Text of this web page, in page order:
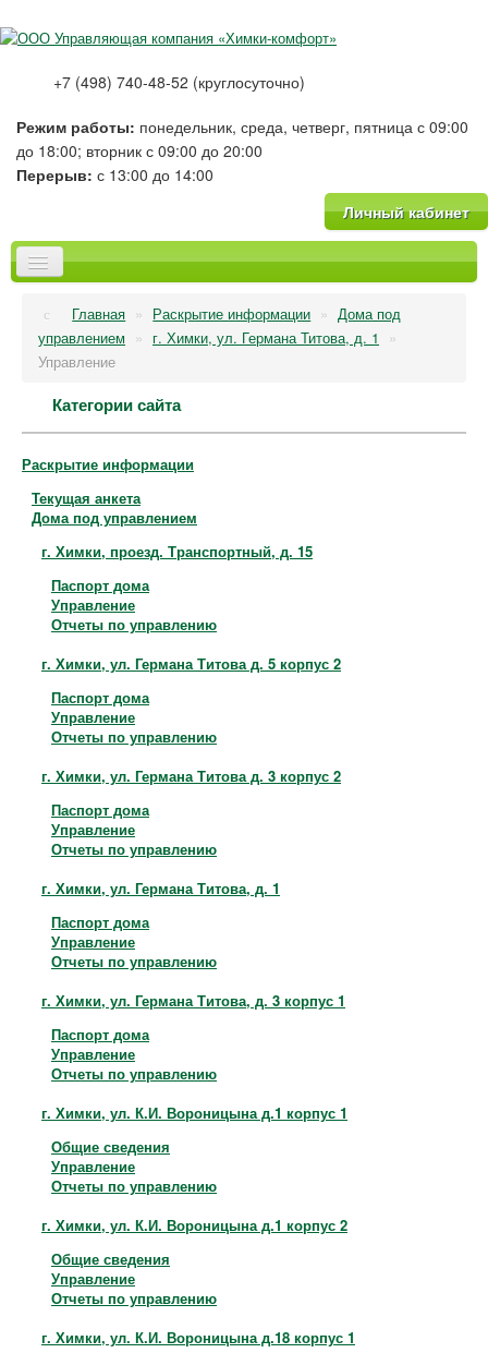
+7 (498) 740-48-52 (круглосуточно)
Режим работы: понедельник, среда, четверг, пятница с 09:00
до 18:00; вторник с 09:00 до 20:00
Перерыв: с 13:00 до 14:00
Личный кабинет
О компании
Новости
Платные услуги
Фотогалерея
Вопрос-Ответ
Главная » Раскрытие информации » Дома под
управлением » г. Химки, ул. Германа Титова, д. 1
»
Управление
Категории сайта
Раскрытие информации
Текущая анкета
Дома под управлением
г. Химки, проезд. Транспортный, д. 15
Паспорт дома
Управление
Отчеты по управлению
г. Химки, ул. Германа Титова д. 5 корпус 2
Паспорт дома
Управление
Отчеты по управлению
г. Химки, ул. Германа Титова д. 3 корпус 2
Паспорт дома
Управление
Отчеты по управлению
г. Химки, ул. Германа Титова, д. 1
Паспорт дома
Управление
Отчеты по управлению
г. Химки, ул. Германа Титова, д. 3 корпус 1
Паспорт дома
Управление
Отчеты по управлению
г. Химки, ул. К.И. Вороницына д.1 корпус 1
Общие сведения
Управление
Отчеты по управлению
г. Химки, ул. К.И. Вороницына д.1 корпус 2
Общие сведения
Управление
Отчеты по управлению
г. Химки, ул. К.И. Вороницына д.18 корпус 1